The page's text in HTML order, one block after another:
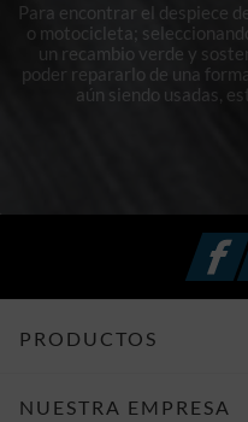
Para encontrar el despiece
o motocicleta;
un recambio verde y
poder repararlo de una
aún siendo usadas,
PRODUCTOS
NUESTRA EMPRESA